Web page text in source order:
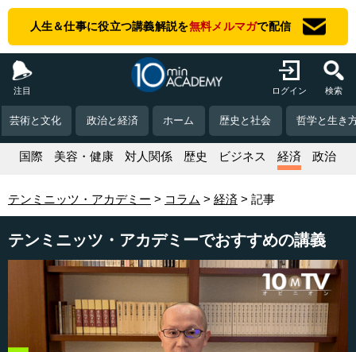
人生＆仕事に役立つ講義解説を無料メルマガで配信
注目 ログイン 検索
芸術と文化 政治と経済 ホーム 歴史と社会 哲学と生き
国際 美容・健康 対人関係 歴史 ビジネス 経済 政治
テンミニッツ・アカデミー コラム 経済 記事
テンミニッツ・アカデミーでおすすめの講義